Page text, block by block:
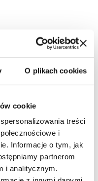
O plikach cookies
cookie
treści
i
Informacje o tym, jak
partnerom
i analitycznym.
Hełmy i nakrycia głowy
poniżej 3 lat. Zawiera